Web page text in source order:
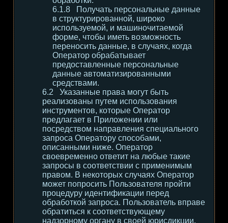
Получать персональные данные
в структурированной, широко
используемой, и машиночитаемой
форме, чтобы иметь возможность
переносить данные, в случаях, когда
Оператор обрабатывает
предоставленные персональные
данные автоматизированными
средствами.
Указанные права могут быть
реализованы путем использования
инструментов, которые Оператор
предлагает в Приложении или
посредством направления специального
запроса Оператору способами,
описанными ниже. Оператор
своевременно ответит на любые такие
запросы в соответствии с применимым
правом. В некоторых случаях Оператор
может попросить Пользователя пройти
процедуру идентификации перед
обработкой запроса. Пользователь вправе
обратиться к соответствующему
надзорному органу в своей юрисдикции,